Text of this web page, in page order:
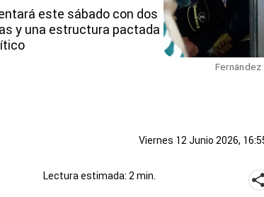
este sábado con dos
y una estructura pactada
Viernes 12 Junio 2026,
Lectura estimada: 2 min.